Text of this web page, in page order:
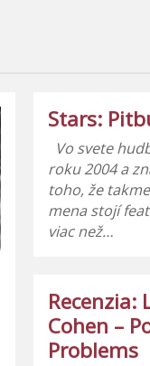
Stars:
Vo svete
roku 2004 a
toho, že
mena stojí
viac než…
Recenzia:
Cohen –
Problems